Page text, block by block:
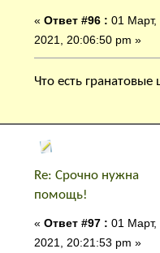
« Ответ #96 : 01 Март,
2021, 20:06:50 pm »
Что есть гранатовые
Re: Срочно нужна
помощь!
« Ответ #97 : 01 Март,
2021, 20:21:53 pm »